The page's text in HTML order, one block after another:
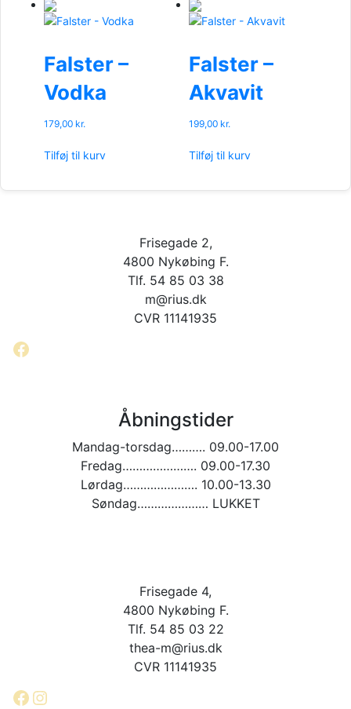
Falster –
Vodka
179,00 kr.
Tilføj til kurv
Falster –
Akvavit
199,00 kr.
Tilføj til kurv
Frisegade 2,
4800 Nykøbing F.
Tlf. 54 85 03 38
m@rius.dk
CVR 11141935
Facebook
Åbningstider
Mandag-torsdag………. 09.00-17.00
Fredag…………………. 09.00-17.30
Lørdag…………………. 10.00-13.30
Søndag………………… LUKKET
Frisegade 4,
4800 Nykøbing F.
Tlf. 54 85 03 22
thea-m@rius.dk
CVR 11141935
Facebook
Instagram